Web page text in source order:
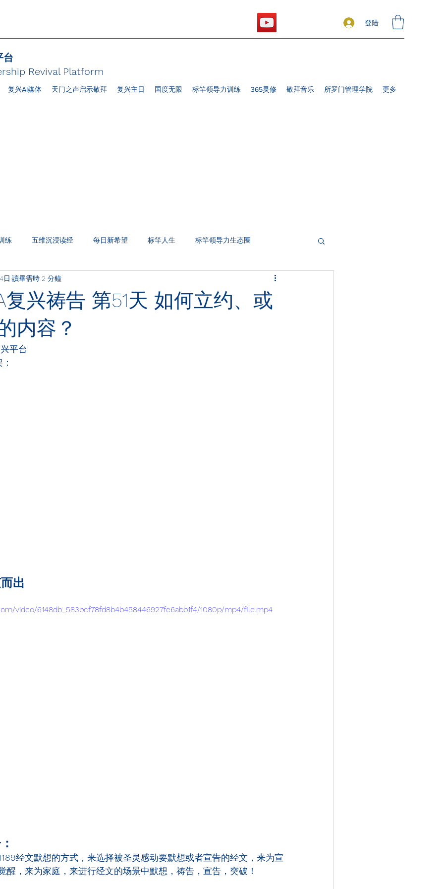
登陆
台
Revival Platform
复兴AI媒体 天门之声启示敬拜 复兴主日 国度无限 标竿领导力训练 365灵修 敬拜音乐 所罗门管理学院 更多
练 五维沉浸读经 每日新希望 标竿人生 标竿领导力生态圈
圣经财务观 一生之久
复兴祷告 第51天 如何立约、或
内容？
日 讀畢需時 2 分鐘
平台
出
video/6148db_583bcf78fd8b4b458446927fe6abb1f4/1080p/mp4/file.mp4
经文默想的方式，来选择被圣灵感动要默想或者宣告的经文，来为宣
醒，来为家庭，来进行经文的场景中默想，祷告，宣告，突破！